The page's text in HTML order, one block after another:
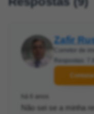
Zafir
Corretor de
Respostas:
Contatar
há 6 anos
Não sei se a minha